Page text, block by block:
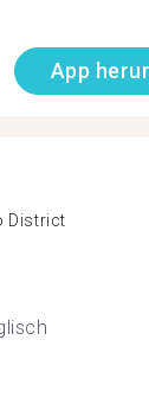
App
District